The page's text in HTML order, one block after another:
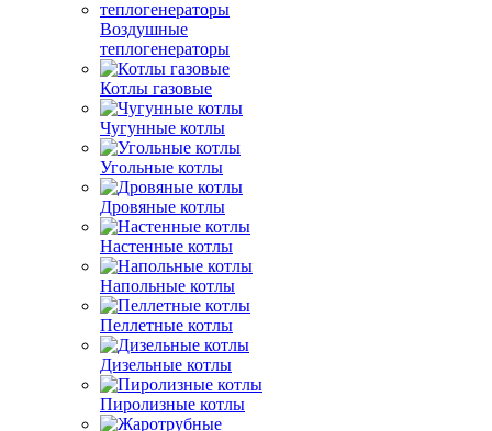
Воздушные
теплогенераторы
Котлы газовые
Чугунные котлы
Угольные котлы
Дровяные котлы
Настенные котлы
Напольные котлы
Пеллетные котлы
Дизельные котлы
Пиролизные котлы